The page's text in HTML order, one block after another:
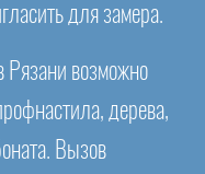
для замера.
Рязани возможно
дерева,
Вызов